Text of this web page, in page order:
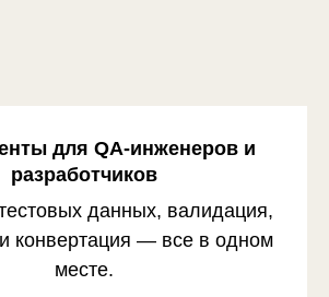
для QA-инженеров и
разработчиков
данных, валидация,
конвертация — все в одном
месте.